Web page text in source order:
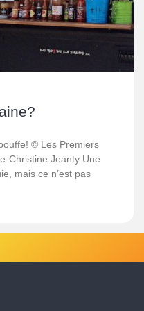
© Les Premiers
Christine Jeanty Une
mais ce n’est pas